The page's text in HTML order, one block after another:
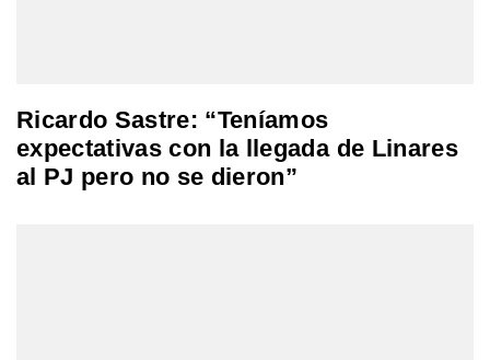
Ricardo Sastre: “Teníamos
expectativas con la llegada de Linares
al PJ pero no se dieron”